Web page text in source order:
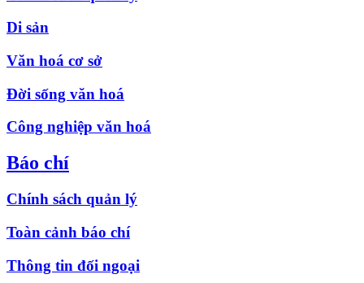
Di sản
Văn hoá cơ sở
Đời sống văn hoá
Công nghiệp văn hoá
Báo chí
Chính sách quản lý
Toàn cảnh báo chí
Thông tin đối ngoại